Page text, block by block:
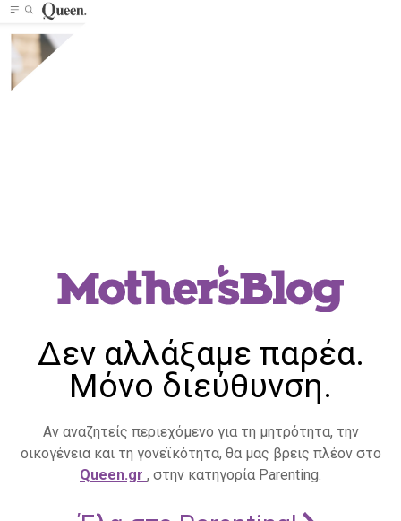
Δεν αλλάξαμε παρέα.
Μόνο διεύθυνση.
Αν αναζητείς περιεχόμενο για τη μητρότητα, την
οικογένεια και τη γονεϊκότητα, θα μας βρεις πλέον στο
Queen.gr , στην κατηγορία Parenting.